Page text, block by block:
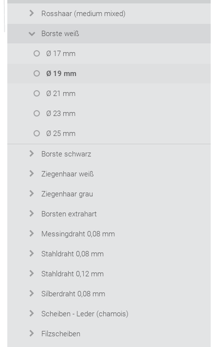
Rosshaar (medium mixed)
Borste weiß
Ø 17 mm
Ø 19 mm
Ø 21 mm
Ø 23 mm
Ø 25 mm
Borste schwarz
Ziegenhaar weiß
Ziegenhaar grau
Borsten extrahart
Messingdraht 0,08 mm
Stahldraht 0,08 mm
Stahldraht 0,12 mm
Silberdraht 0,08 mm
Scheiben - Leder (chamois)
Filzscheiben